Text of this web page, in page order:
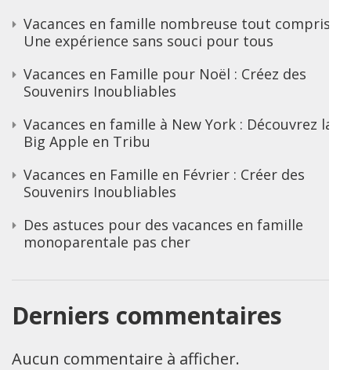
Vacances en famille nombreuse tout compris :
Une expérience sans souci pour tous
Vacances en Famille pour Noël : Créez des
Souvenirs Inoubliables
Vacances en famille à New York : Découvrez la
Big Apple en Tribu
Vacances en Famille en Février : Créer des
Souvenirs Inoubliables
Des astuces pour des vacances en famille
monoparentale pas cher
Derniers commentaires
Aucun commentaire à afficher.